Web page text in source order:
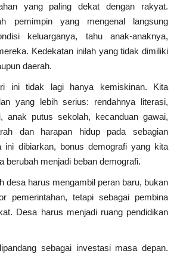
yang paling dekat dengan rakyat.
pemimpin yang mengenal langsung
keluarganya, tahu anak-anaknya,
Kedekatan inilah yang tidak dimiliki
daerah.
ini tidak lagi hanya kemiskinan. Kita
yang lebih serius: rendahnya literasi,
anak putus sekolah, kecanduan gawai,
dan harapan hidup pada sebagian
ini dibiarkan, bonus demografi yang kita
berubah menjadi beban demografi.
desa harus mengambil peran baru, bukan
pemerintahan, tetapi sebagai pembina
Desa harus menjadi ruang pendidikan
sebagai investasi masa depan.